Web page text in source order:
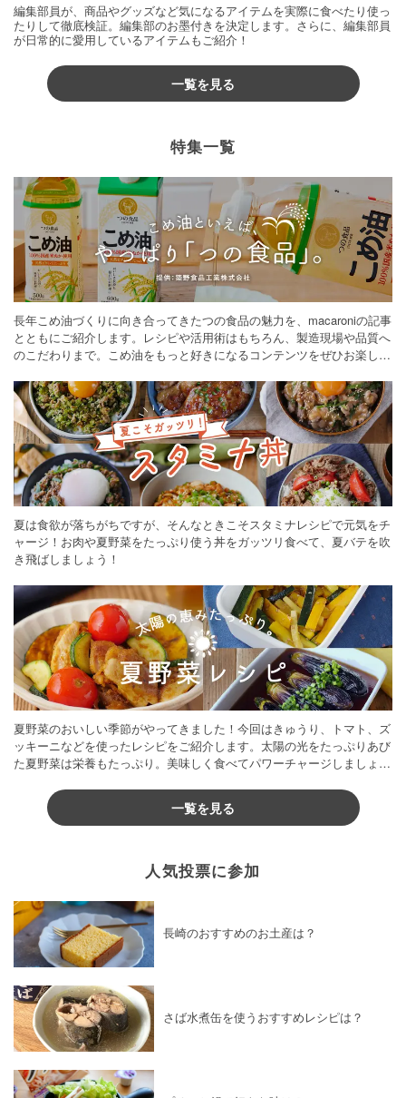
編集部員が、商品やグッズなど気になるアイテムを実際に食べたり使っ
たりして徹底検証。編集部のお墨付きを決定します。さらに、編集部員
が日常的に愛用しているアイテムもご紹介！
一覧を見る
特集一覧
長年こめ油づくりに向き合ってきたつの食品の魅力を、macaroniの記事
とともにご紹介します。レシピや活用術はもちろん、製造現場や品質へ
のこだわりまで。こめ油をもっと好きになるコンテンツをぜひお楽しみ
夏は食欲が落ちがちですが、そんなときこそスタミナレシピで元気をチ
ャージ！お肉や夏野菜をたっぷり使う丼をガッツリ食べて、夏バテを吹
き飛ばしましょう！
夏野菜のおいしい季節がやってきました！今回はきゅうり、トマト、ズ
ッキーニなどを使ったレシピをご紹介します。太陽の光をたっぷりあび
た夏野菜は栄養もたっぷり。美味しく食べてパワーチャージしましょう
一覧を見る
人気投票に参加
長崎のおすすめのお土産は？
さば水煮缶を使うおすすめレシピは？